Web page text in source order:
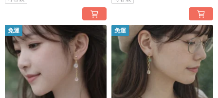
免運 免運